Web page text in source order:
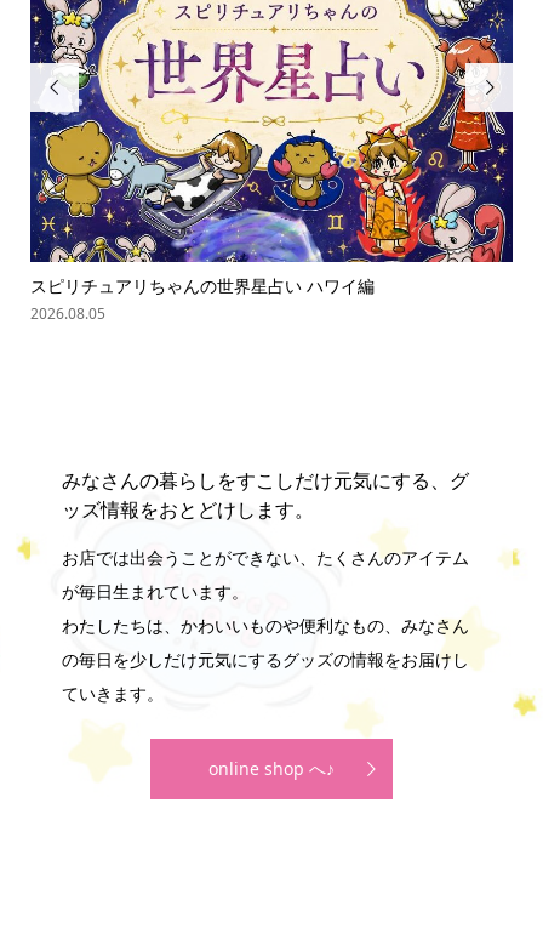

スピリチュアリちゃんの世界星占い ハワイ編
2026.08.05

みなさんの暮らしをすこしだけ元気にする、グ
ッズ情報をおとどけします。
お店では出会うことができない、たくさんのアイテム
が毎日生まれています。
わたしたちは、かわいいものや便利なもの、みなさん
の毎日を少しだけ元気にするグッズの情報をお届けし
ていきます。
online shop へ♪